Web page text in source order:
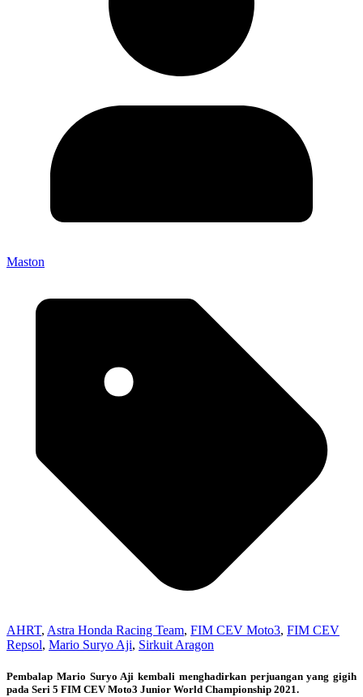
Maston
AHRT, Astra Honda Racing Team, FIM CEV Moto3, FIM CEV
Repsol, Mario Suryo Aji, Sirkuit Aragon
Pembalap Mario Suryo Aji kembali menghadirkan perjuangan yang gigih
pada Seri 5 FIM CEV Moto3 Junior World Championship 2021.